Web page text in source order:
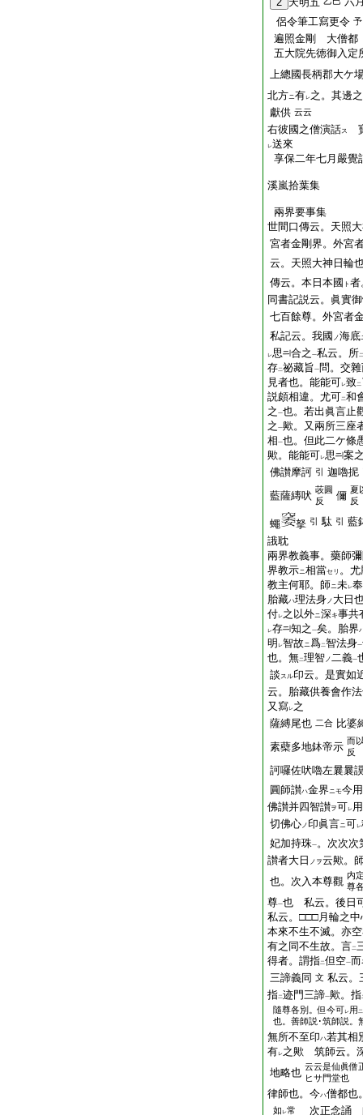
侶令筆工寫更令 予
遍照金剛 大僧
五大院先徳御入定
上總國長柄郡大ケ
北方ニ有レ之。其邊
獻供 云云
右彼國之僧演話ス
レ送來
享保二年七月嚴覺
溪嵐拾葉集
兩界要事集
世間口傳云。天照
宮者金剛界。外宮
云。天照大神日輪
傳云。本日本國 ト 者
同書記説云。眞實
七百餘尊。外宮者
私記云。我國 ノ海底
レ思 合之 一私云。所二
存二祕藏旨一問。交
見者也。能能可レ致二
説頗相違。尤可二和
之 一也。若出眞言止
之 一歟。又兩所三座
相一也。但此二ケ條
歟。能能可レ思
案
佛讃摩訶 引 迦嚕抳
藍薩縳吠 荍圓
反
儞 夏
反
蠅 拏 引 駄 引 藍
誐耽
兩界教義事。藥師
界教示ニ相當セリ 。
教主何耶。師ニ未レ
胎藏ハ理法身ノ 大日
付レ之以外ニ深キ事共
レ存 知之 一矣。胎界
明 レ智故ニ爲二智法身一
也。無二理智ノ二義一
談 スル印云。是實如
云。胎藏供養會作
又寫レ之
薩縛尾也 二合 比婆
素蘗多地鉢帝示 而
反
訶囉佐吠嚕左曩曩
圓師讃ハ金界ニモ今
佛讃并四智讃ヲ可レ
切佛心ノ印眞言ニ可レ
妃加持珠一。次次次
讃者大日 ノヲ云歟。
也。次入本尊觀 内
尊
尊一也 私云。後日
私云。□□□月輪之中
本來不生不滅。亦
有之同不生故。言二
得者。謂指二但空一
三諦義同 文 私云。
指二迹門三諦一歟。指
隨尊各別。但今可レ用 二
也。善師説･筑師説。
無所不至印ハ若其相
有レ之歟 筑師云。
地略也 云云是仙眞僧
ヒサ門堂也
律師也。今ハ僧都也
如 レ常 次正念誦